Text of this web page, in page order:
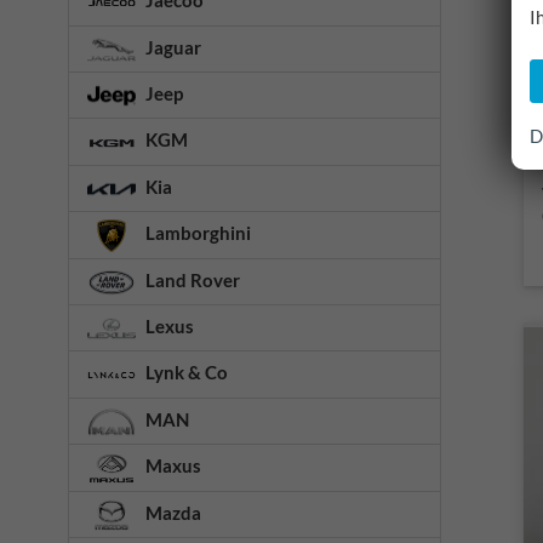
Jaguar
Jeep
KGM
Kia
Lamborghini
Land Rover
Lexus
Lynk & Co
MAN
Maxus
Mazda